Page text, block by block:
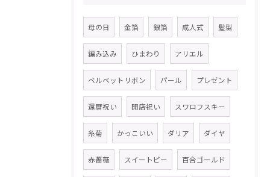
母の日 金箔 銀箔 成人式 髪型
編み込み ひまわり アリエル
ベルベットリボン パール プレゼント
還暦祝い 開店祝い スワロフスキー
糸菊 かっこいい ダリア ダイヤ
赤薔薇 スイートピー 百合ゴールド